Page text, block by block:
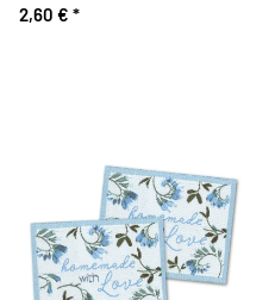
2,60 € *